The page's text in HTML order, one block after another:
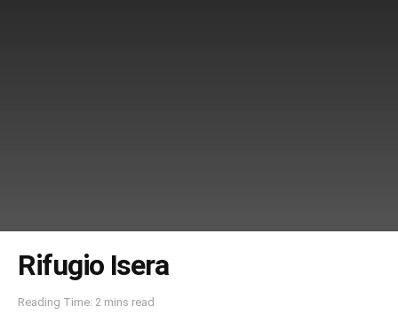
Rifugio Isera
Reading Time: 2 mins read